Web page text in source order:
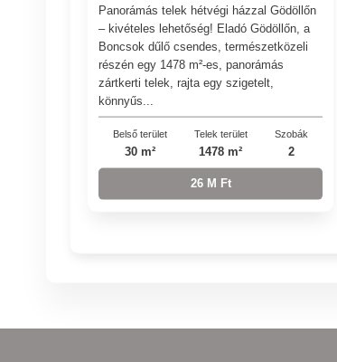
Panorámás telek hétvégi házzal Gödöllőn
– kivételes lehetőség! Eladó Gödöllőn, a
Boncsok dűlő csendes, természetközeli
részén egy 1478 m²-es, panorámás
zártkerti telek, rajta egy szigetelt,
könnyűs...
Belső terület
30 m²
Telek terület
1478 m²
Szobák
2
26 M Ft